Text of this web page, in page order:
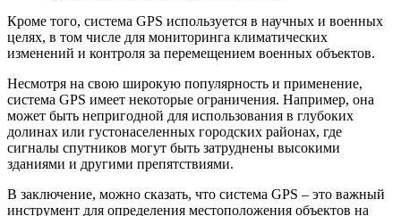
Кроме того, система GPS используется в научных и военных
целях, в том числе для мониторинга климатических
изменений и контроля за перемещением военных объектов.
Несмотря на свою широкую популярность и применение,
система GPS имеет некоторые ограничения. Например, она
может быть непригодной для использования в глубоких
долинах или густонаселенных городских районах, где
сигналы спутников могут быть затруднены высокими
зданиями и другими препятствиями.
В заключение, можно сказать, что система GPS – это важный
инструмент для определения местоположения объектов на